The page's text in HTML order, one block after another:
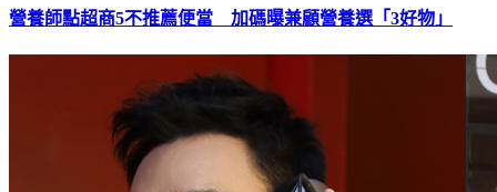
營養師點超商5不推薦便當 加碼曝兼顧營養選「3好物」